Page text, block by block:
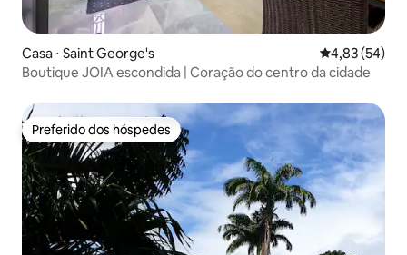
Casa ⋅ Saint George's 4,83 de uma
4,83 (54)
Boutique JOIA escondida | Coração do centro da cidade
Preferido dos hóspedes
Preferido dos hóspedes